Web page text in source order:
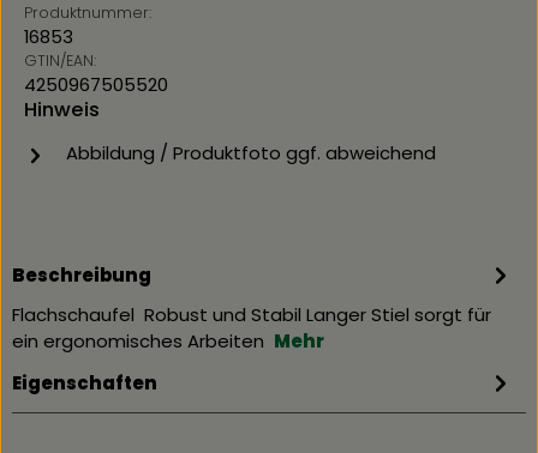
Produktnummer:
16853
GTIN/EAN:
4250967505520
Hinweis
Abbildung / Produktfoto ggf. abweichend
Beschreibung
Flachschaufel Robust und Stabil Langer Stiel sorgt für
ein ergonomisches Arbeiten Mehr
Eigenschaften